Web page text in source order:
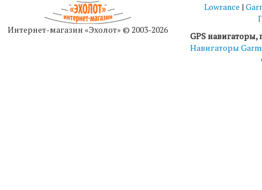
Интернет-магазин «Эхолот» © 2003-2026
Lowrance |
GPS
Навигаторы